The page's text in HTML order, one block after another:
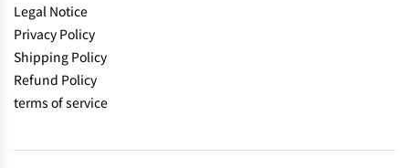
Legal Notice
Privacy Policy
Shipping Policy
Refund Policy
terms of service